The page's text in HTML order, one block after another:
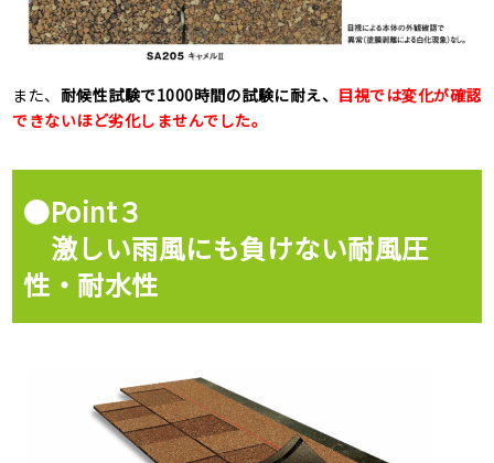
また、 耐候性試験で1000時間の試験に耐え、 目視では変化が確認
できないほど劣化しませんでした。
●Point３
激しい雨風にも負けない耐風圧
性・耐水性